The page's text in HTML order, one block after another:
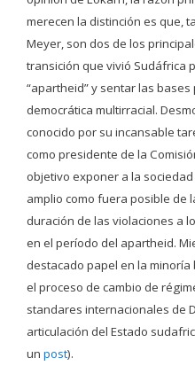
merecen la distinción es que,
Meyer, son dos de los
transición que vivió Sudáfrica
“apartheid” y sentar las
democrática multirracial.
conocido por su incansable
como presidente de la
objetivo exponer a la
amplio como fuera posible de
duración de las violaciones a
en el período del apartheid.
destacado papel en la
el proceso de cambio de
standares internacionales de
articulación del Estado
un post).